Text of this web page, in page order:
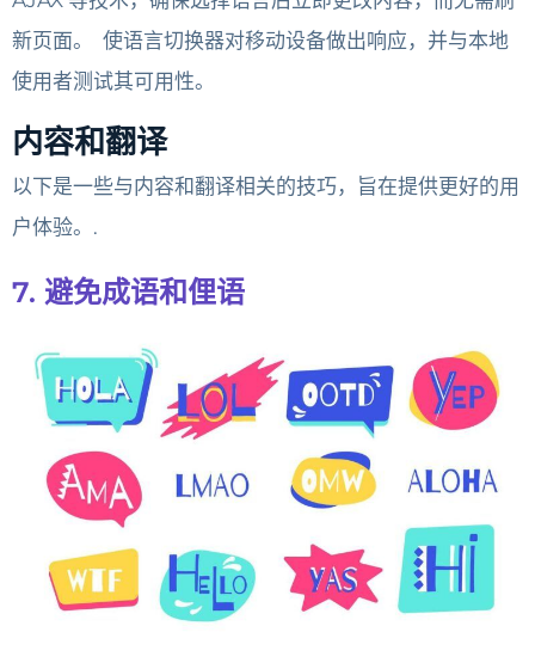
新页面。 使语言切换器对移动设备做出响应，并与本地
使用者测试其可用性。
内容和翻译
以下是一些与内容和翻译相关的技巧，旨在提供更好的用
户体验。.
7. 避免成语和俚语